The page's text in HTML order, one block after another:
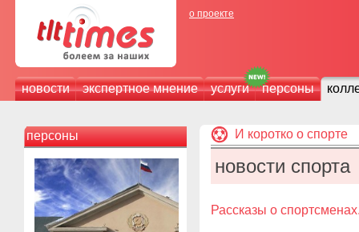
о проекте
новости экспертное мнение услуги персоны
персоны И коротко о спорте
новости спорта
Рассказы о